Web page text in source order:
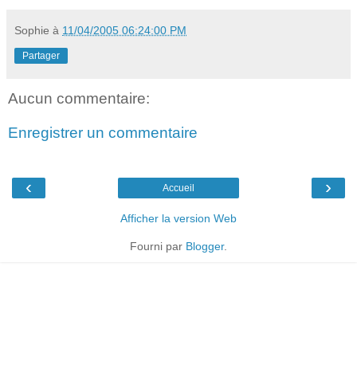
Sophie à 11/04/2005 06:24:00 PM
Partager
Aucun commentaire:
Enregistrer un commentaire
‹ ›
Accueil
Afficher la version Web
Fourni par Blogger.